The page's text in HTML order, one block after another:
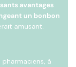
avantages
un bonbon
amusant.
pharmaciens, à